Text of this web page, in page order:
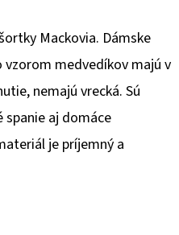
Mackovia. Dámske
vzorom medvedíkov majú v
nemajú vrecká. Sú
spanie aj domáce
je príjemný a